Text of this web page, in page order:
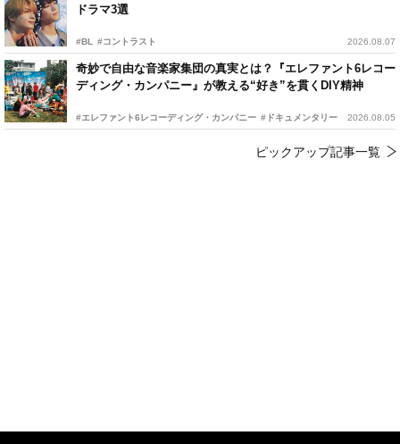
ドラマ3選
#BL #コントラスト 2026.08.07
奇妙で自由な音楽家集団の真実とは？『エレファント6レコー
ディング・カンパニー』が教える“好き”を貫くDIY精神
#エレファント6レコーディング・カンパニー #ドキュメンタリー 2026.08.05
ピックアップ記事一覧